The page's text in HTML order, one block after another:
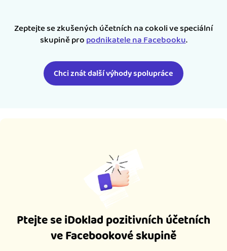
Zeptejte se zkušených účetních na cokoli ve speciální
skupině propodnikatele na Facebooku.
Chci znát další výhody spolupráce
Ptejte se iDoklad pozitivních účetních
ve Facebookové skupině